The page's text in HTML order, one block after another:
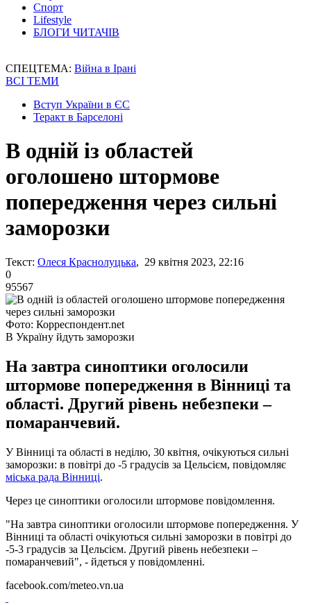
Спорт
Lifestyle
БЛОГИ ЧИТАЧІВ
СПЕЦТЕМА: Війна в Ірані
ВСІ ТЕМИ
Вступ України в ЄС
Теракт в Барселоні
В одній із областей
оголошено штормове
попередження через сильні
заморозки
Текст: Олеся Краснолуцька, 29 квітня 2023, 22:16
0
95567
Фото: Корреспондент.net
В Україну йдуть заморозки
На завтра синоптики оголосили
штормове попередження в Вінниці та
області. Другий рівень небезпеки –
помаранчевий.
У Вінниці та області в неділю, 30 квітня, очікуються сильні
заморозки: в повітрі до -5 градусів за Цельсієм, повідомляє
міська рада Вінниці.
Через це синоптики оголосили штормове повідомлення.
"На завтра синоптики оголосили штормове попередження. У
Вінниці та області очікуються сильні заморозки в повітрі до
-5-3 градусів за Цельсієм. Другий рівень небезпеки –
помаранчевий", - йдеться у повідомленні.
facebook.com/meteo.vn.ua